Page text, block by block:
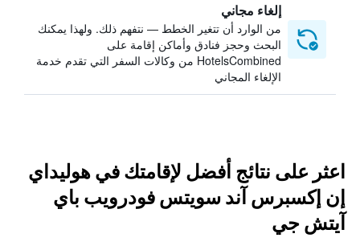
إلغاء مجاني
من الوارد أن تتغير الخطط — نتفهم ذلك. ولهذا يمكنك
البحث وحجز فنادق وأماكن إقامة على
HotelsCombined من وكالات السفر التي تقدم خدمة
الإلغاء المجاني
اعثر على نتائج أفضل لإقامتك في هوليداي
إن إكسبرس آند سويتس فودرويب باي
آيتش جي